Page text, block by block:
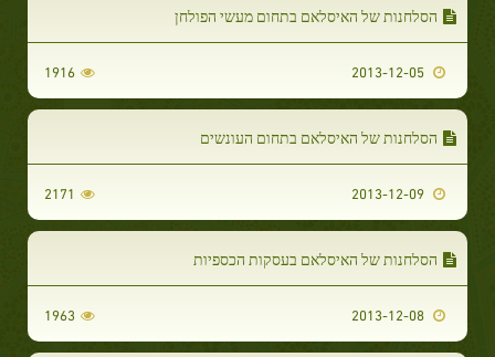
הסלחנות של האיסלאם בתחום מעשי הפולחן
1916
הסלחנות של האיסלאם בתחום העונשים
2171
הסלחנות של האיסלאם בעסקות הכספיות
1963